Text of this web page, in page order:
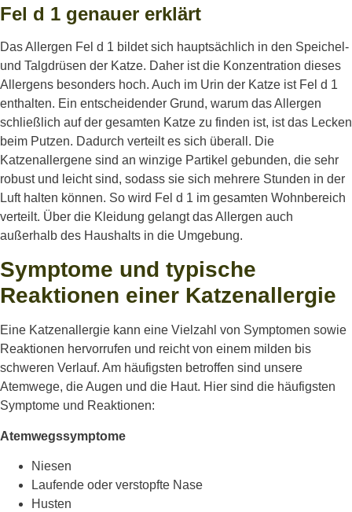
Fel d 1 genauer erklärt
Das Allergen Fel d 1 bildet sich hauptsächlich in den Speichel-
und Talgdrüsen der Katze. Daher ist die Konzentration dieses
Allergens besonders hoch. Auch im Urin der Katze ist Fel d 1
enthalten. Ein entscheidender Grund, warum das Allergen
schließlich auf der gesamten Katze zu finden ist, ist das Lecken
beim Putzen. Dadurch verteilt es sich überall. Die
Katzenallergene sind an winzige Partikel gebunden, die sehr
robust und leicht sind, sodass sie sich mehrere Stunden in der
Luft halten können. So wird Fel d 1 im gesamten Wohnbereich
verteilt. Über die Kleidung gelangt das Allergen auch
außerhalb des Haushalts in die Umgebung.
Symptome und typische
Reaktionen einer Katzenallergie
Eine Katzenallergie kann eine Vielzahl von Symptomen sowie
Reaktionen hervorrufen und reicht von einem milden bis
schweren Verlauf. Am häufigsten betroffen sind unsere
Atemwege, die Augen und die Haut. Hier sind die häufigsten
Symptome und Reaktionen:
Atemwegssymptome
Niesen
Laufende oder verstopfte Nase
Husten